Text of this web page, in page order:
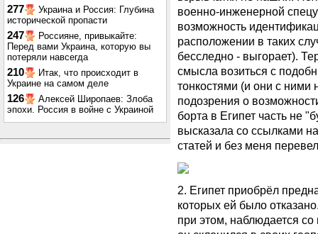
277
Украина и Россия: Глубина
исторической пропасти
247
Россияне, привыкайте:
Перед вами Украина, которую вы
потеряли навсегда
210
Итак, что происходит в
Украине на самом деле
126
Алексей Широпаев: Злоба
эпохи. Россия в войне с Украиной
военно-инженерной
возможность
расположении в таких
бесследно - выгорает).
смысла возиться с
тонкостями (и они с ними
подозрения о
борта в Египет часть не
высказала со ссылками
статей и без меня
2. Египет приобрёл
которых ей было
при этом, наблюдается